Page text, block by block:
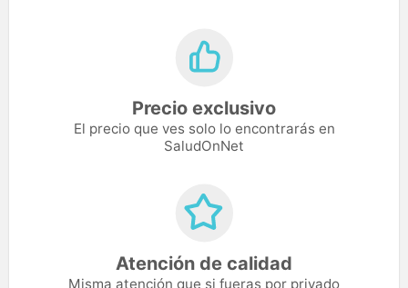
Precio exclusivo
El precio que ves solo lo encontrarás en
SaludOnNet
Atención de calidad
Misma atención que si fueras por privado